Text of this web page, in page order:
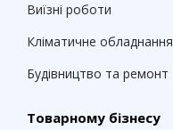
Виїзні роботи
Кліматичне обладнання
Будівництво та ремонт
Товарному бізнесу